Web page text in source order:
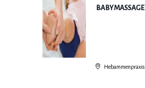
BABYMASSAGE
Hebammenpraxis